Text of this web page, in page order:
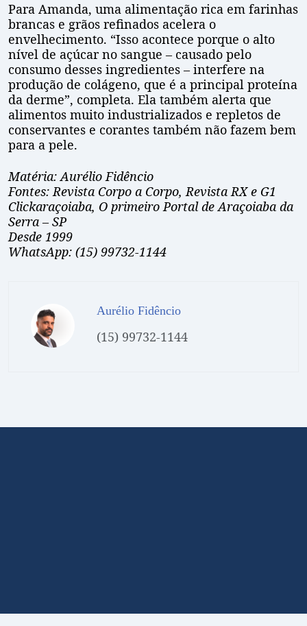
Para Amanda, uma alimentação rica em farinhas
brancas e grãos refinados acelera o
envelhecimento. “Isso acontece porque o alto
nível de açúcar no sangue – causado pelo
consumo desses ingredientes – interfere na
produção de colágeno, que é a principal proteína
da derme”, completa. Ela também alerta que
alimentos muito industrializados e repletos de
conservantes e corantes também não fazem bem
para a pele.
Matéria: Aurélio Fidêncio
Fontes: Revista Corpo a Corpo, Revista RX e G1
Clickaraçoiaba, O primeiro Portal de Araçoiaba da
Serra – SP
Desde 1999
WhatsApp: (15) 99732-1144
Aurélio Fidêncio
(15) 99732-1144